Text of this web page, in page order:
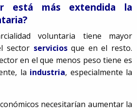
está más extendida la
voluntaria tiene mayor
sectorservicios que en el resto.
en el que menos peso tiene es
la industria, especialmente la
necesitarían aumentar la